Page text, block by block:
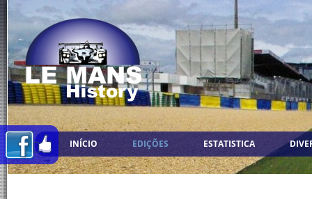
INÍCIO EDIÇÕES ESTATISTICA